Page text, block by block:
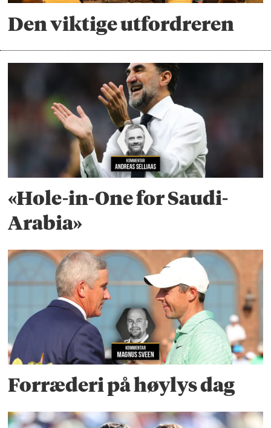
Den viktige utfordreren
«Hole-in-One for Saudi-
Arabia»
Forræderi på høylys dag